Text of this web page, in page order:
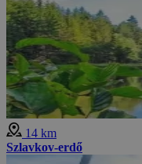
14 km
Szlavkov-erdő